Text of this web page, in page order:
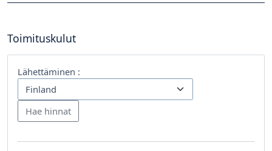
Toimituskulut
Lähettäminen :